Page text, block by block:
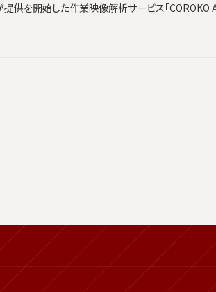
供を開始した作業映像解析サービス「